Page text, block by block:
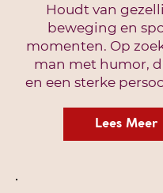
Houdt van
beweging en
momenten. Op
man met humor,
en een sterke
Lees Meer